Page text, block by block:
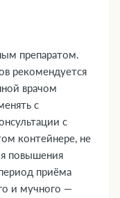
препаратом.
рекомендуется
врачом
с
с
контейнере, не
повышения
приёма
и мучного —